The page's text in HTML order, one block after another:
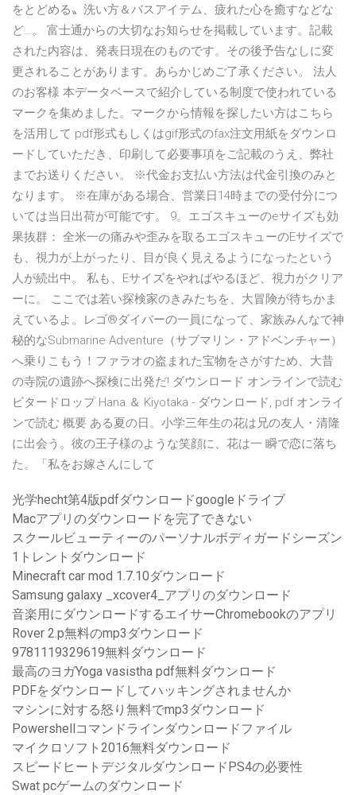
をとどめる〟洗い方＆バスアイテム、疲れた心を癒すなどな
ど…。 富士通からの大切なお知らせを掲載しています。記載
された内容は、発表日現在のものです。その後予告なしに変
更されることがあります。あらかじめご了承ください。 法人
のお客様 本データベースで紹介している制度で使われている
マークを集めました。マークから情報を探したい方はこちら
を活用して pdf形式もしくはgif形式のfax注文用紙をダウンロ
ードしていただき、印刷して必要事項をご記載のうえ、弊社
までお送りください。 ※代金お支払い方法は代金引換のみと
なります。 ※在庫がある場合、営業日14時までの受付分につ
いては当日出荷が可能です。 9。エゴスキューのeサイズも効
果抜群： 全米一の痛みや歪みを取るエゴスキューのEサイズで
も、視力が上がったり、目が良く見えるようになったという
人が続出中。 私も、Eサイズをやればやるほど、視力がクリア
ーに。 ここでは若い探検家のきみたちを、大冒険が待ちかま
えているよ。レゴ®ダイバーの一員になって、家族みんなで神
秘的なSubmarine Adventure（サブマリン・アドベンチャー）
へ乗りこもう！ファラオの盗まれた宝物をさがすため、大昔
の寺院の遺跡へ探検に出発だ! ダウンロード オンラインで読む
ビタードロップ Hana ＆ Kiyotaka - ダウンロード, pdf オンライ
ンで読む 概要 ある夏の日。小学三年生の花は兄の友人・清隆
に出会う。彼の王子様のような笑顔に、花は一 瞬で恋に落ち
た。「私をお嫁さんにして
光学hecht第4版pdfダウンロードgoogleドライブ
Macアプリのダウンロードを完了できない
スクールビューティーのパーソナルボディガードシーズン
1トレントダウンロード
Minecraft car mod 1.7.10ダウンロード
Samsung galaxy _xcover4_アプリのダウンロード
音楽用にダウンロードするエイサーChromebookのアプリ
Rover 2.p無料のmp3ダウンロード
9781119329619無料ダウンロード
最高のヨガYoga vasistha pdf無料ダウンロード
PDFをダウンロードしてハッキングされませんか
マシンに対する怒り無料でmp3ダウンロード
Powershellコマンドラインダウンロードファイル
マイクロソフト2016無料ダウンロード
スピードヒートデジタルダウンロードPS4の必要性
Swat pcゲームのダウンロード